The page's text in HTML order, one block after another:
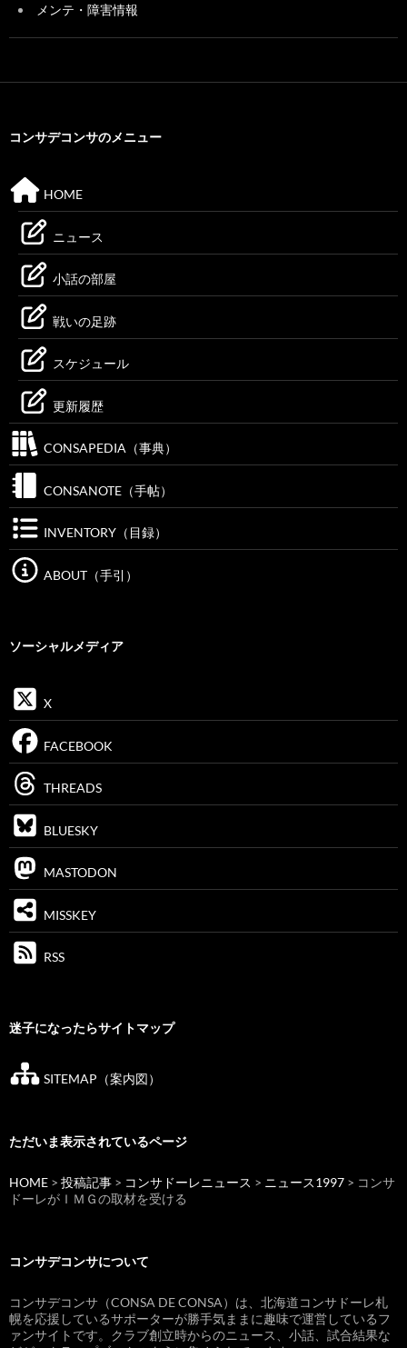
メンテ・障害情報
コンサデコンサのメニュー
HOME
ニュース
小話の部屋
戦いの足跡
スケジュール
更新履歴
CONSAPEDIA（事典）
CONSANOTE（手帖）
INVENTORY（目録）
ABOUT（手引）
ソーシャルメディア
X
FACEBOOK
THREADS
BLUESKY
MASTODON
MISSKEY
RSS
迷子になったらサイトマップ
SITEMAP（案内図）
ただいま表示されているページ
HOME > 投稿記事 > コンサドーレニュース > ニュース1997 > コンサ
ドーレがＩＭＧの取材を受ける
コンサデコンサについて
コンサデコンサ（CONSA DE CONSA）は、北海道コンサドーレ札
幌を応援しているサポーターが勝手気ままに趣味で運営しているフ
ァンサイトです。クラブ創立時からのニュース、小話、試合結果な